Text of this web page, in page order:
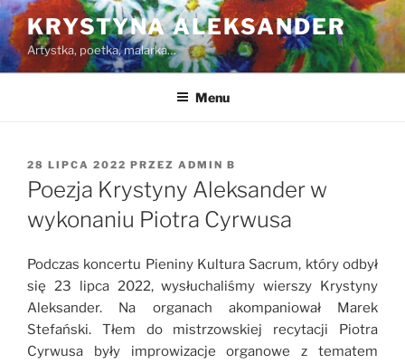
Przejdź
do
treści
KRYSTYNA ALEKSANDER
Artystka, poetka, malarka…
Menu
OPUBLIKOWANE
W
28 LIPCA 2022 PRZEZ ADMIN B
Poezja Krystyny Aleksander w
wykonaniu Piotra Cyrwusa
Podczas koncertu Pieniny Kultura Sacrum, który odbył
się 23 lipca 2022, wysłuchaliśmy wierszy Krystyny
Aleksander. Na organach akompaniował Marek
Stefański. Tłem do mistrzowskiej recytacji Piotra
Cyrwusa były improwizacje organowe z tematem